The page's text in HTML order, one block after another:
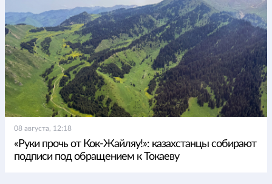
08 августа, 12:18
«Руки прочь от Кок-Жайляу!»: казахстанцы собирают
подписи под обращением к Токаеву